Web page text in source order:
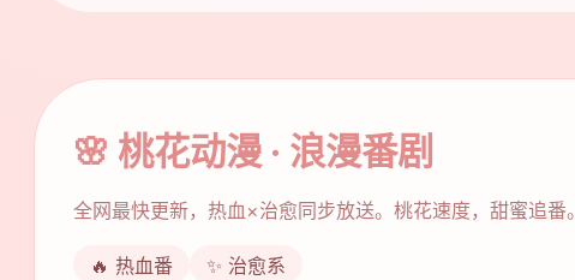
🌸 桃花动漫 · 浪漫番剧
全网最快更新，热血×治愈同步放送。桃花速度，甜蜜追番。
🔥 热血番 ✨ 治愈系